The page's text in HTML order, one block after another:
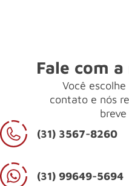
Fale com
Você
contato e nós
(31) 3567-8260
(31) 99649-5694